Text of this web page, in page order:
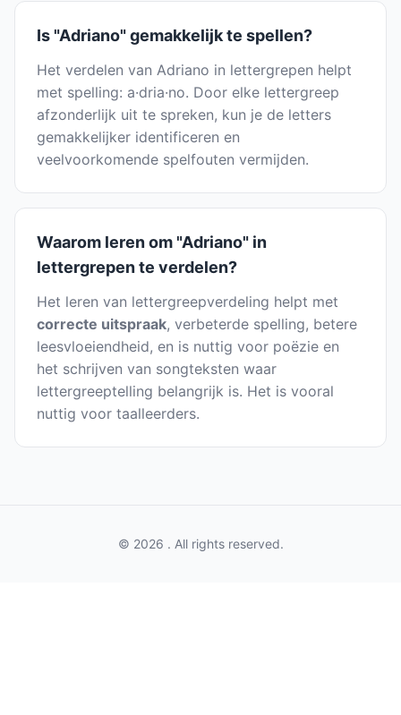
Is "Adriano" gemakkelijk te spellen?
Het verdelen van Adriano in lettergrepen helpt
met spelling: a·dria·no. Door elke lettergreep
afzonderlijk uit te spreken, kun je de letters
gemakkelijker identificeren en
veelvoorkomende spelfouten vermijden.
Waarom leren om "Adriano" in
lettergrepen te verdelen?
Het leren van lettergreepverdeling helpt met
correcte uitspraak, verbeterde spelling, betere
leesvloeiendheid, en is nuttig voor poëzie en
het schrijven van songteksten waar
lettergreeptelling belangrijk is. Het is vooral
nuttig voor taalleerders.
© 2026 . All rights reserved.